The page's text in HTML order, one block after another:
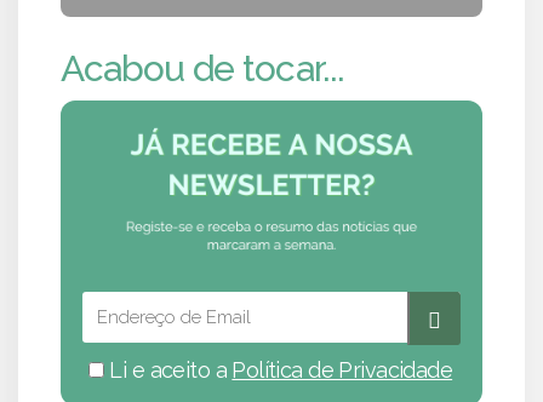
Acabou de tocar...
Li e aceito a Política de Privacidade